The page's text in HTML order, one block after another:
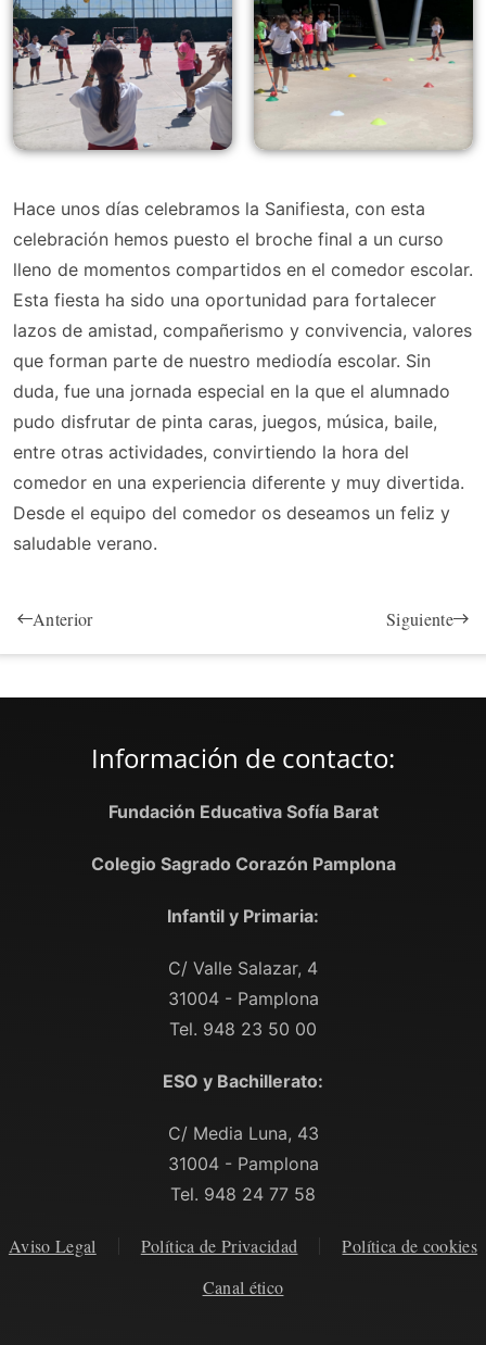
Hace unos días celebramos la Sanifiesta, con esta
celebración hemos puesto el broche final a un curso
lleno de momentos compartidos en el comedor escolar.
Esta fiesta ha sido una oportunidad para fortalecer
lazos de amistad, compañerismo y convivencia, valores
que forman parte de nuestro mediodía escolar. Sin
duda, fue una jornada especial en la que el alumnado
pudo disfrutar de pinta caras, juegos, música, baile,
entre otras actividades, convirtiendo la hora del
comedor en una experiencia diferente y muy divertida.
Desde el equipo del comedor os deseamos un feliz y
saludable verano.
Anterior Siguiente
Información de contacto:
Fundación Educativa Sofía Barat
Colegio Sagrado Corazón Pamplona
Infantil y Primaria:
C/ Valle Salazar, 4
31004 - Pamplona
Tel. 948 23 50 00
ESO y Bachillerato:
C/ Media Luna, 43
31004 - Pamplona
Tel. 948 24 77 58
Aviso Legal Política de Privacidad
Política de cookies
Canal ético